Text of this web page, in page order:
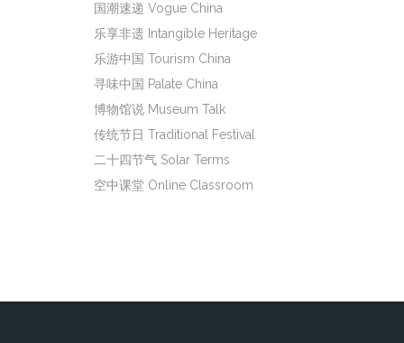
国潮速递 Vogue China
乐享非遗 Intangible Heritage
乐游中国 Tourism China
寻味中国 Palate China
博物馆说 Museum Talk
传统节日 Traditional Festival
二十四节气 Solar Terms
空中课堂 Online Classroom